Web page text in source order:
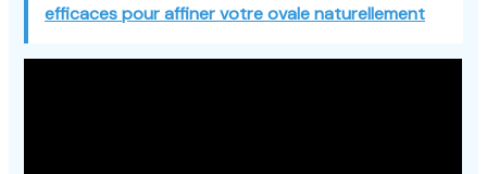
efficaces pour affiner votre ovale naturellement